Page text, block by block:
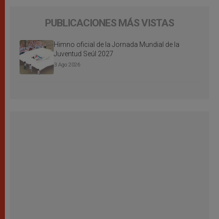
PUBLICACIONES MÁS VISTAS
Himno oficial de la Jornada Mundial de la
Juventud Seúl 2027
3 Ago 2026